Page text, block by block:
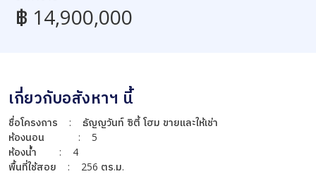
฿ 14,900,000
เกี่ยวกับอสังหาฯ นี้
ชื่อโครงการ : ธัญญวันท์ ซิตี้ โฮม ขายและให้เช่า
ห้องนอน : 5
ห้องน้ำ : 4
พื้นที่ใช้สอย : 256 ตร.ม.